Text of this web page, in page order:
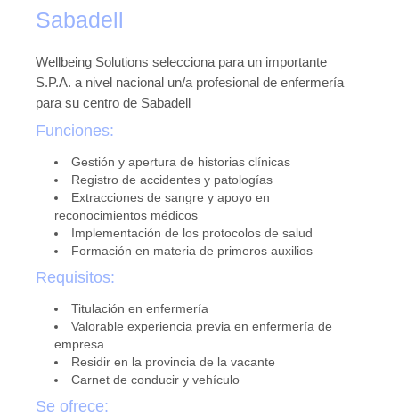
Sabadell
Wellbeing Solutions selecciona para un importante
S.P.A. a nivel nacional un/a profesional de enfermería
para su centro de Sabadell
Funciones:
Gestión y apertura de historias clínicas
Registro de accidentes y patologías
Extracciones de sangre y apoyo en
reconocimientos médicos
Implementación de los protocolos de salud
Formación en materia de primeros auxilios
Requisitos:
Titulación en enfermería
Valorable experiencia previa en enfermería de
empresa
Residir en la provincia de la vacante
Carnet de conducir y vehículo
Se ofrece: